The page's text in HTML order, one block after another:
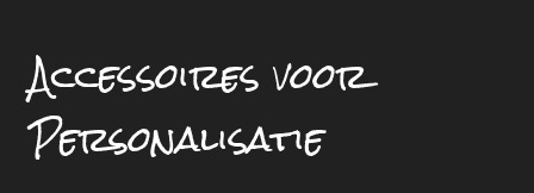
Accessoires voor
Personalisatie